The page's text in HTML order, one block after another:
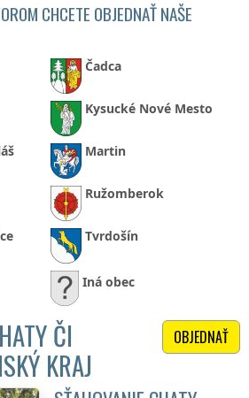
CHCETE OBJEDNAŤ NAŠE
Čadca
Kysucké Nové Mesto
Martin
Ružomberok
Tvrdošín
Iná obec
OBJEDNAŤ
ČI
KRAJ